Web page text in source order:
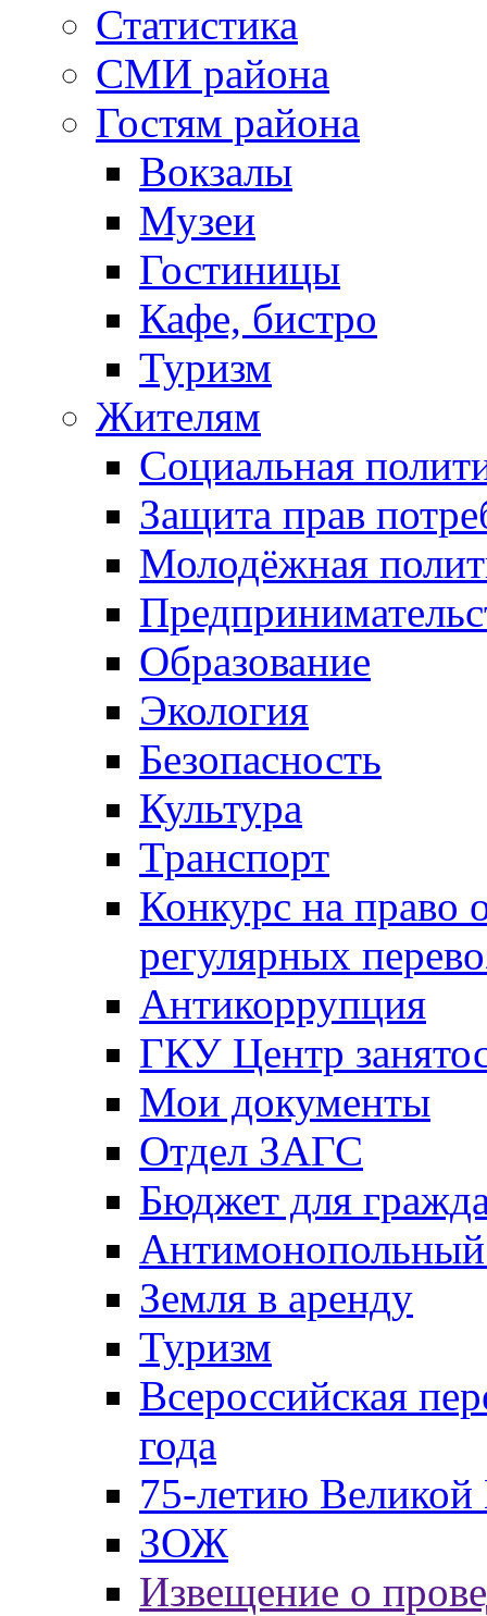
Статистика
СМИ района
Гостям района
Вокзалы
Музеи
Гостиницы
Кафе, бистро
Туризм
Жителям
Социальная
Защита прав
Молодёжная
Образование
Экология
Безопасность
Культура
Транспорт
Конкурс на право
регулярных
Антикоррупция
ГКУ Центр
Мои документы
Отдел ЗАГС
Бюджет для
Антимонопольный
Земля в аренду
Туризм
Всероссийская
года
75-летию
ЗОЖ
Извещение о